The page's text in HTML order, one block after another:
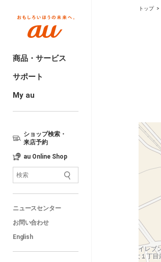
商品・サービス
サポート
My au
ショップ検索・
来店予約
au Online Shop
ニュースセンター
お問い合わせ
English
トップ